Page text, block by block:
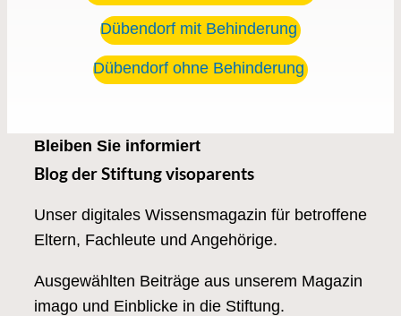
Dübendorf mit Behinderung
Dübendorf ohne Behinderung
Bleiben Sie informiert
Blog der Stiftung visoparents
Unser digitales Wissensmagazin für betroffene
Eltern, Fachleute und Angehörige.
Ausgewählten Beiträge aus unserem Magazin
imago und Einblicke in die Stiftung.